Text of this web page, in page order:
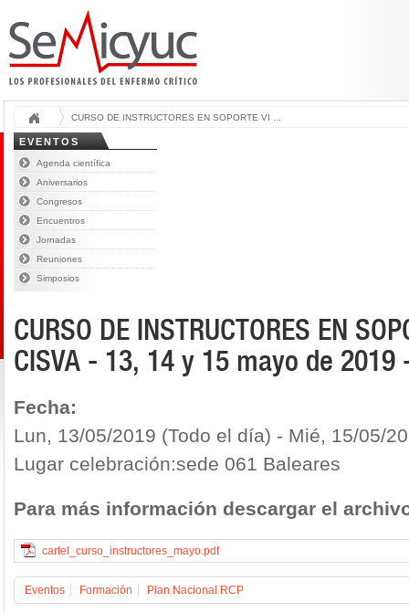
CURSO DE INSTRUCTORES EN SOPORTE VI ...
EVENTOS
Agenda científica
Aniversarios
Congresos
Encuentros
Jornadas
Reuniones
Simposios
CURSO DE INSTRUCTORES EN
CISVA - 13, 14 y 15 mayo de 2019
Fecha:
Lun, 13/05/2019 (Todo el día) - Mié, 15/05/
Lugar celebración:sede 061 Baleares
Para más información descargar el
cartel_curso_instructores_mayo.pdf
Eventos Formación Plan Nacional RCP